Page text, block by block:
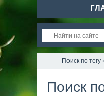
Поиск по тегу
Поиск